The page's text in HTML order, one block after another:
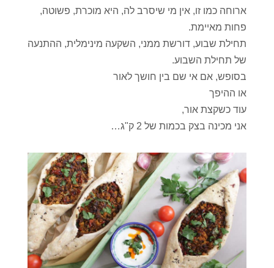
ארוחה כמו זו, אין מי שיסרב לה, היא מוכרת, פשוטה,
פחות מאיימת.
תחילת שבוע, דורשת ממני, השקעה מינימלית, ההתנעה
של תחילת השבוע.
בסופש, אם אי שם בין חושך לאור
או ההיפך
עוד כשקצת אור,
אני מכינה בצק בכמות של 2 ק"ג…